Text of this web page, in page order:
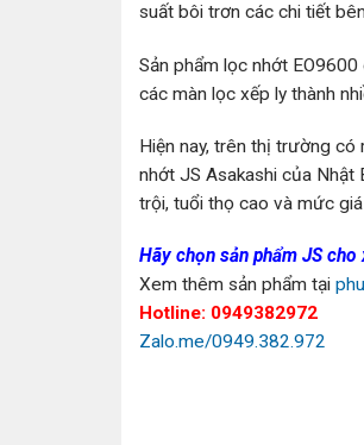
suất bôi trơn các chi tiết
Sản phẩm lọc nhớt
các màn lọc xếp ly thành
Hiện nay, trên thị trường
nhớt JS Asakashi của
trội, tuổi thọ cao và mức
Hãy chọn sản phẩm JS cho
Xem thêm sản phẩm tại
Hotline: 0949382972
Zalo.me/0949.382.972